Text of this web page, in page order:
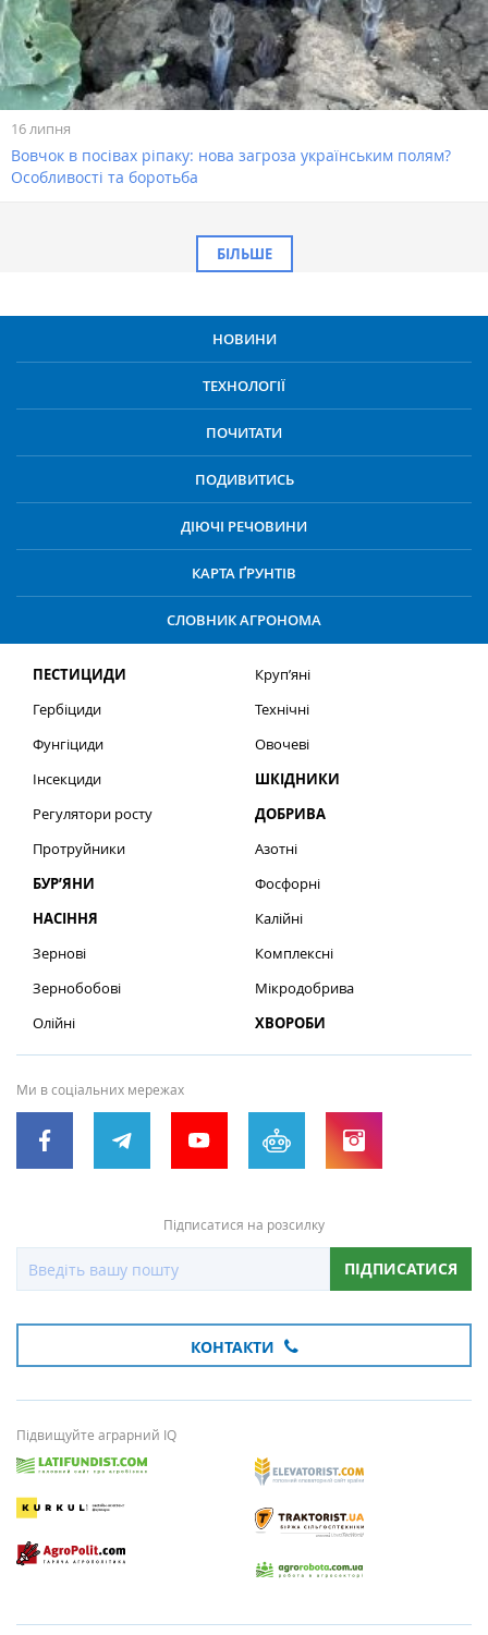
16 липня
Вовчок в посівах ріпаку: нова загроза українським полям?
Особливості та боротьба
БІЛЬШЕ
НОВИНИ
ТЕХНОЛОГІЇ
ПОЧИТАТИ
ПОДИВИТИСЬ
ДІЮЧІ РЕЧОВИНИ
КАРТА ҐРУНТІВ
СЛОВНИК АГРОНОМА
ПЕСТИЦИДИ
Гербіциди
Фунгіциди
Інсекциди
Регулятори росту
Протруйники
БУР’ЯНИ
НАСІННЯ
Зернові
Зернобобові
Олійні
Круп’яні
Технічні
Овочеві
ШКІДНИКИ
ДОБРИВА
Азотні
Фосфорні
Калійні
Комплексні
Мікродобрива
ХВОРОБИ
Ми в соціальних мережах
Підписатися на розсилку
ПІДПИСАТИСЯ
КОНТАКТИ
Підвищуйте аграрний IQ